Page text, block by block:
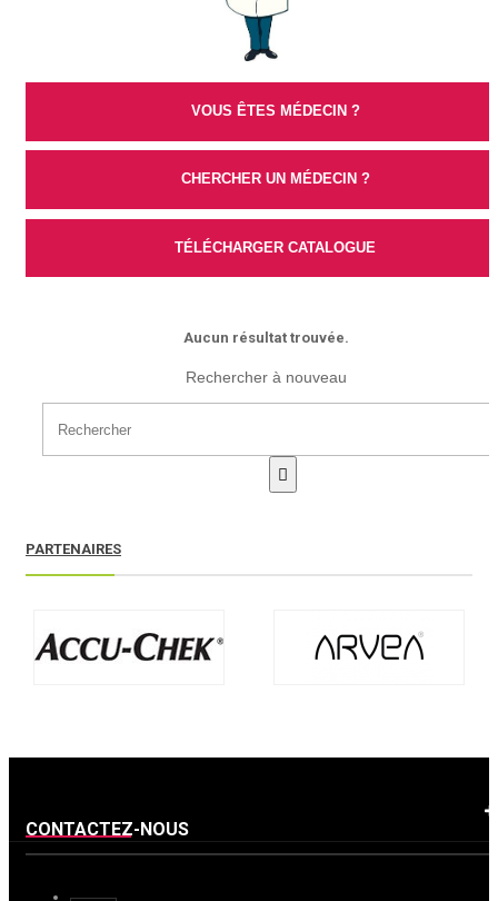
VOUS ÊTES MÉDECIN ?
CHERCHER UN MÉDECIN ?
TÉLÉCHARGER CATALOGUE
Aucun résultat trouvée.
Rechercher à nouveau

PARTENAIRES
CONTACTEZ-NOUS